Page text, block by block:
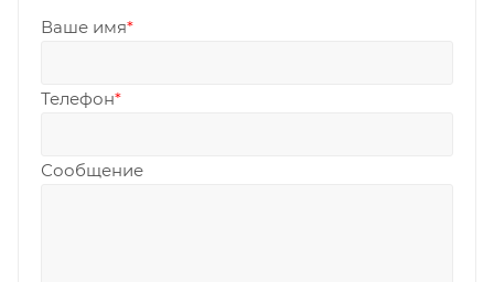
Ваше имя*
Телефон*
Сообщение